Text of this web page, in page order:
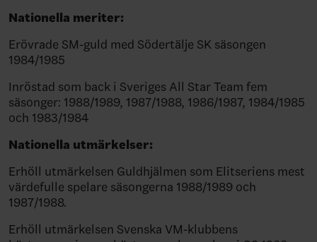
Nationella meriter:
Erövrade SM-guld med Södertälje SK säsongen
1984/1985
Inröstad som back i Sveriges All Star Team fem
säsonger: 1988/1989, 1987/1988, 1986/1987, 1984/1985
och 1983/1984
Nationella utmärkelser:
Erhöll utmärkelsen Guldhjälmen som Elitseriens mest
värdefulle spelare säsongerna 1988/1989 och
1987/1988.
Erhöll utmärkelsen Svenska VM-klubbens